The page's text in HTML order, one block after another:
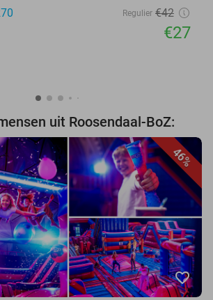
Regulier €42
€27
uit Roosendaal-BoZ:
46%
favorite_border